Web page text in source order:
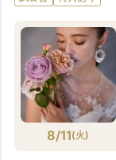
8/10(月)
8/10(月)
8/11(火)